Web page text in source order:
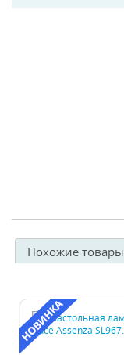
Похожие товары